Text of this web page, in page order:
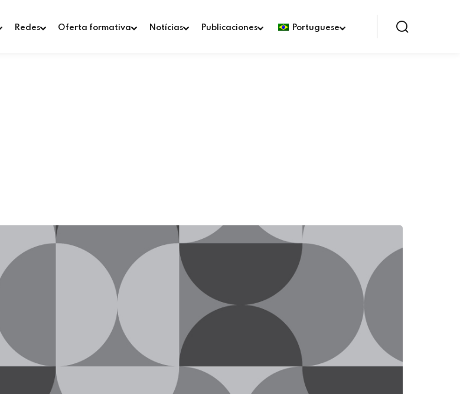
Redes Oferta formativa Notícias Publicaciones Portuguese